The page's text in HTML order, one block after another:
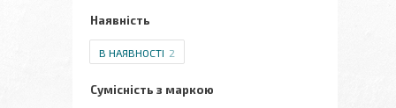
Наявність
В НАЯВНОСТІ 2
Сумісність з маркою